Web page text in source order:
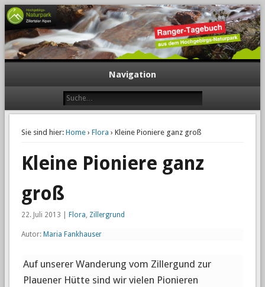
Navigation
Sie sind hier: Home› Flora › Kleine Pioniere ganz groß
Kleine Pioniere ganz
groß
22. Juli 2013 | Flora, Zillergrund
Autor: Maria Fankhauser
Auf unserer Wanderung vom Zillergund zur
Plauener Hütte sind wir vielen Pionieren